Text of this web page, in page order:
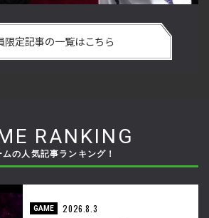
ー久保の失敗【ストーム久保のプロ格
ら！ 第47回】
限定記事の一覧はこちら
RANKING
ムの人気記事ランキング！
GAME
2026.8.3